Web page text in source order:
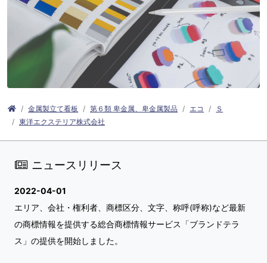
金属製立て看板 第６類 卑金属、卑金属製品 エコ
Ｓ
東洋エクステリア株式会社
ニュースリリース
2022-04-01
エリア、会社・権利者、商標区分、文字、称呼(呼称)など最新
の商標情報を提供する総合商標情報サービス「ブランドテラ
ス」の提供を開始しました。